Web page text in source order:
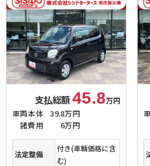
支払総額45.8万円
車両本体
39.8万円
諸費用
6万円
法定整備
付き(車輌価格に含
む)